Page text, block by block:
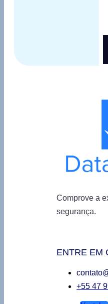
Comprove a
segurança.
ENTRE EM
+55 47